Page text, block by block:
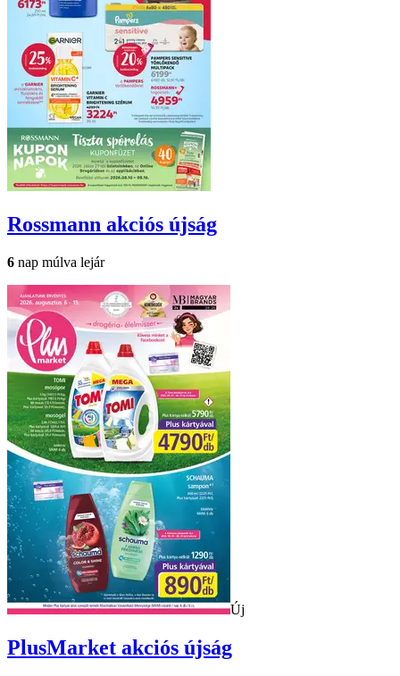
Rossmann akciós újság
6 nap múlva lejár
Új
PlusMarket akciós újság